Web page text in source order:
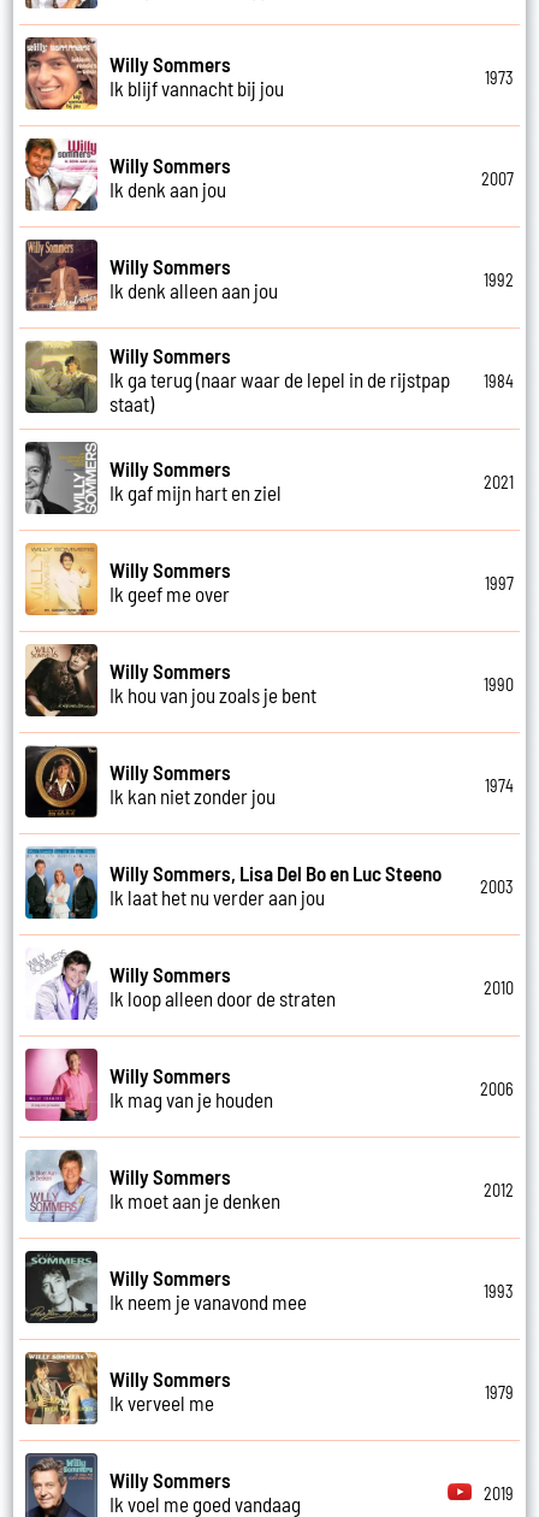
Willy Sommers
Ik blijf vannacht bij jou
1973
Willy Sommers
Ik denk aan jou
2007
Willy Sommers
Ik denk alleen aan jou
1992
Willy Sommers
Ik ga terug (naar waar de lepel in de rijstpap
staat)
1984
Willy Sommers
Ik gaf mijn hart en ziel
2021
Willy Sommers
Ik geef me over
1997
Willy Sommers
Ik hou van jou zoals je bent
1990
Willy Sommers
Ik kan niet zonder jou
1974
Willy Sommers, Lisa Del Bo en Luc Steeno
Ik laat het nu verder aan jou
2003
Willy Sommers
Ik loop alleen door de straten
2010
Willy Sommers
Ik mag van je houden
2006
Willy Sommers
Ik moet aan je denken
2012
Willy Sommers
Ik neem je vanavond mee
1993
Willy Sommers
Ik verveel me
1979
Willy Sommers
Ik voel me goed vandaag
2019